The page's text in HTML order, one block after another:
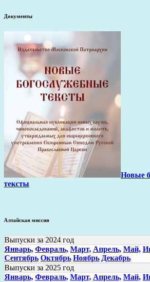
Документы
Новые
тексты
Алтайская миссия
Выпуски за 2024 год
Январь, Февраль, Март, Апрель, Май,
Сентябрь Октябрь Ноябрь Декабрь
Выпуски за 2025 год
Январь, Февраль, Март, Апрель, Май,